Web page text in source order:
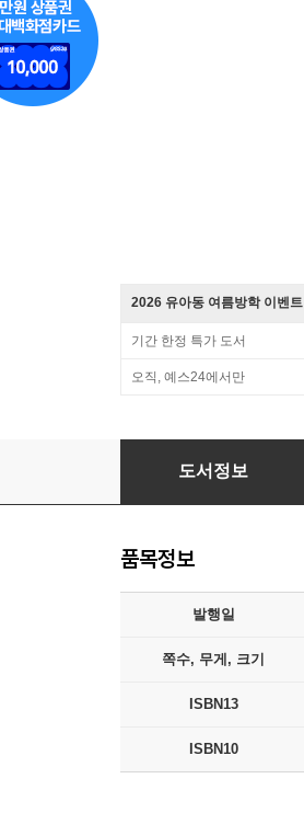
2026 유아동 여름방학 이벤트
기간 한정 특가 도서
오직, 예스24에서만
내일을 기다리는 아이
도서정보
품목정보
발행일
쪽수, 무게, 크기
ISBN13
ISBN10